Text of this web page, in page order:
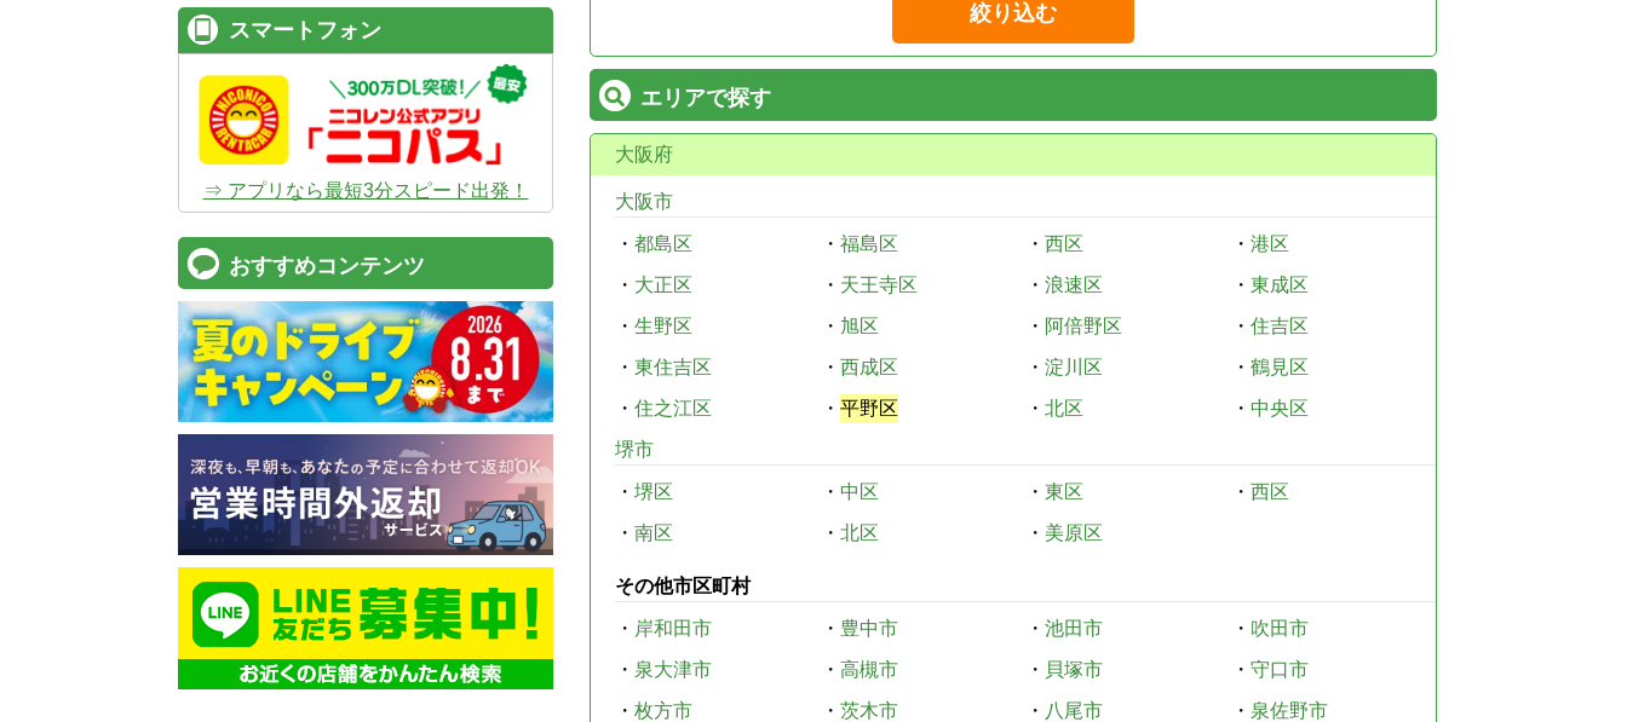
絞り込む
エリアで探す
大阪府
大阪市
・ 都島区 ・ 福島区 ・ 西区 ・ 港区
・ 大正区 ・ 天王寺区 ・ 浪速区 ・ 東成区
・ 生野区 ・ 旭区 ・ 阿倍野区 ・ 住吉区
・ 東住吉区 ・ 西成区 ・ 淀川区 ・ 鶴見区
・ 住之江区 ・ 平野区 ・ 北区 ・ 中央区
堺市
・ 堺区 ・ 中区 ・ 東区 ・ 西区
・ 南区 ・ 北区 ・ 美原区
その他市区町村
・ 岸和田市 ・ 豊中市 ・ 池田市 ・ 吹田市
・ 泉大津市 ・ 高槻市 ・ 貝塚市 ・ 守口市
・ 枚方市 ・ 茨木市 ・ 八尾市 ・ 泉佐野市
スマートフォン
⇒ アプリなら最短3分スピード出発！
おすすめコンテンツ